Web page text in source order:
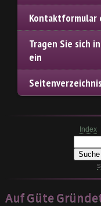
Kontaktformular
Tragen Sie sich
ein
Index
Auf Güte